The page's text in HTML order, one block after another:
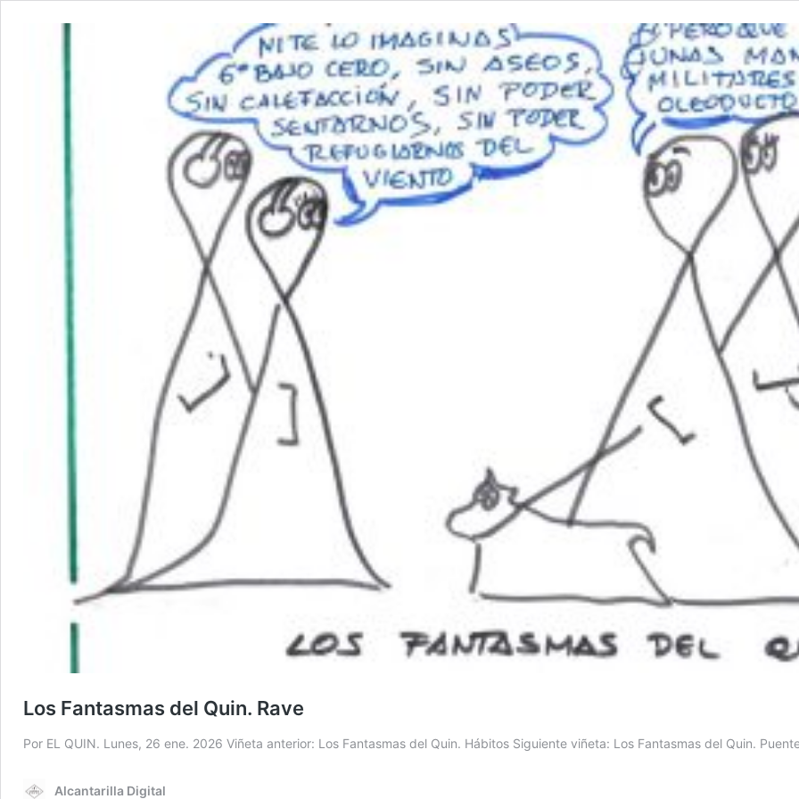
Los Fantasmas del Quin. Rave
Por EL QUIN. Lunes, 26 ene. 2026 Viñeta anterior: Los Fantasmas del Quin. Hábitos Siguiente viñeta: Los Fantasmas del Quin.
Alcantarilla Digital